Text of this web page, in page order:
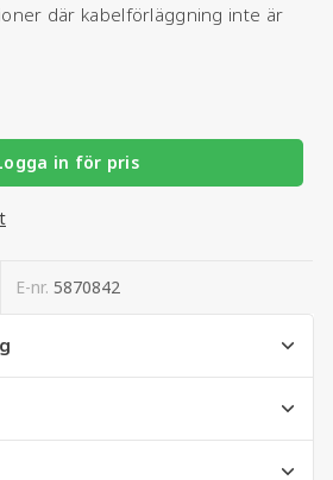
där kabelförläggning inte är
in för pris
E-nr. 5870842